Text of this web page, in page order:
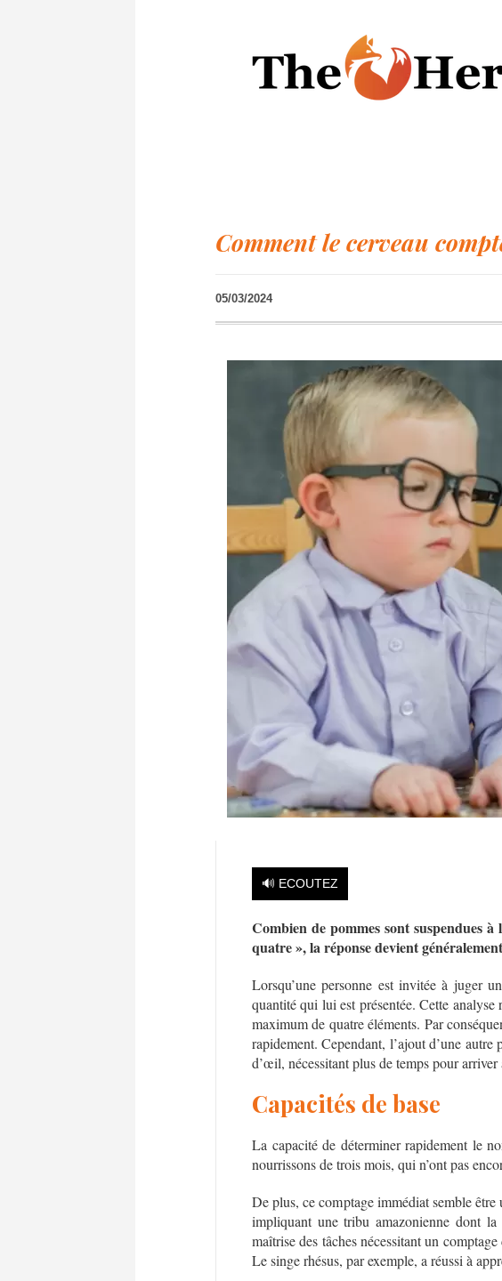
Comment le cerveau
05/03/2024
🔊 ECOUTEZ
Combien de pommes sont suspendues
quatre », la réponse devient
Lorsqu’une personne est invitée à juger
quantité qui lui est présentée. Cette
maximum de quatre éléments. Par
rapidement. Cependant, l’ajout d’une
d’œil, nécessitant plus de temps pour arriver
Capacités de base
La capacité de déterminer rapidement le
nourrissons de trois mois, qui n’ont pas
De plus, ce comptage immédiat semble
impliquant une tribu amazonienne dont
maîtrise des tâches nécessitant un
Le singe rhésus, par exemple, a réussi à